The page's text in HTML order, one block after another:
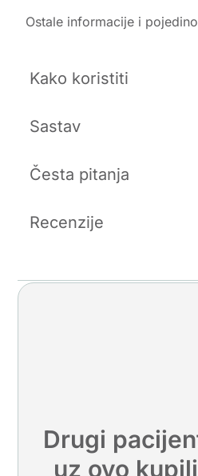
Ostale informacije i
Kako koristiti
Sastav
Česta pitanja
Recenzije
Drugi
uz ovo